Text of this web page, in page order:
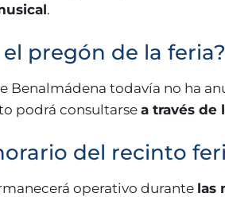
.
pregón de la feria?
Benalmádena todavía no ha
podrá consultarse a través de
del recinto
operativo durante las